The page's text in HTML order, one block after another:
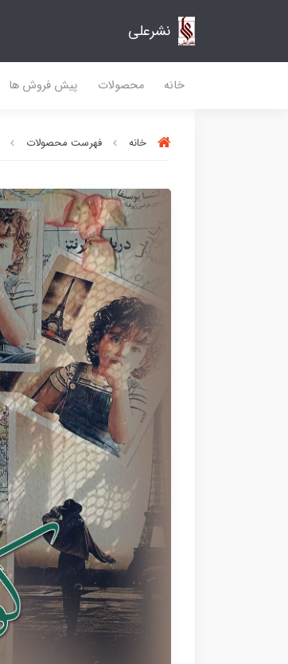
نشرعلی
خانه محصولات پیش فروش ها
خانه فهرست محصولات